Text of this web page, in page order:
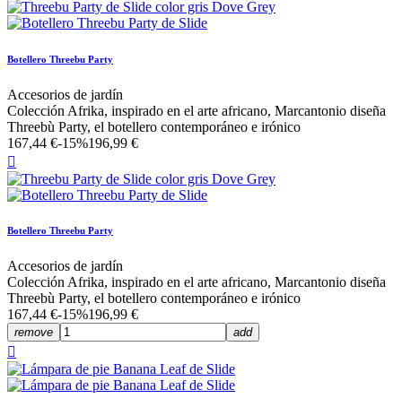
Botellero Threebu Party
Accesorios de jardín
Colección Afrika, inspirado en el arte africano, Marcantonio diseña
Threebù Party, el botellero contemporáneo e irónico
167,44 €-15%196,99 €

Botellero Threebu Party
Accesorios de jardín
Colección Afrika, inspirado en el arte africano, Marcantonio diseña
Threebù Party, el botellero contemporáneo e irónico
167,44 €-15%196,99 €
remove add
